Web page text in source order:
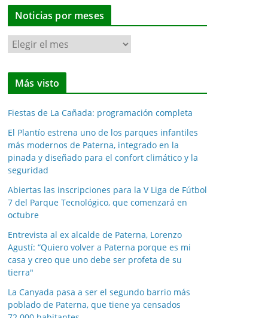
Noticias por meses
N
o
t
i
a
s
p
o
r
m
e
s
e
s
Más visto
Fiestas de La Cañada: programación completa
El Plantío estrena uno de los parques infantiles
más modernos de Paterna, integrado en la
pinada y diseñado para el confort climático y la
seguridad
Abiertas las inscripciones para la V Liga de Fútbol
7 del Parque Tecnológico, que comenzará en
octubre
Entrevista al ex alcalde de Paterna, Lorenzo
Agustí: “Quiero volver a Paterna porque es mi
casa y creo que uno debe ser profeta de su
tierra"
La Canyada pasa a ser el segundo barrio más
poblado de Paterna, que tiene ya censados